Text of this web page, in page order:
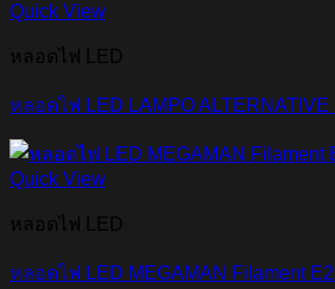
Quick View
หลอดไฟ LED
หลอดไฟ LED LAMPO
Quick View
หลอดไฟ LED
หลอดไฟ LED MEGAMAN Filament